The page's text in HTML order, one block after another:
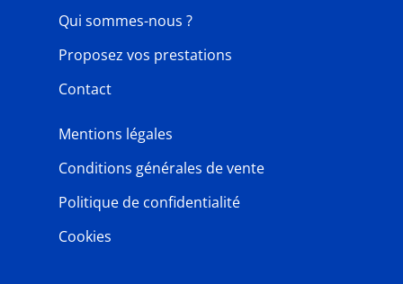
Qui sommes-nous ?
Proposez vos prestations
Contact
Mentions légales
Conditions générales de vente
Politique de confidentialité
Cookies